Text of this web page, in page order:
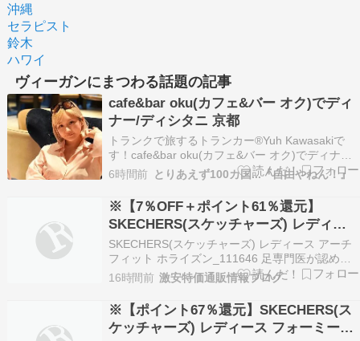
沖縄
セラピスト
鈴木
ハワイ
ヴィーガンにまつわる話題の記事
cafe&bar oku(カフェ&バー オク)でディ
ナー/ディシタニ 京都
トランクで旅するトランカー®︎Yuh Kawasakiで
す！cafe&bar oku(カフェ&バー オク)でディナ
ー！デザイナーズホテルにあるレストランです。
宿泊者以外も利用できます。石のお出迎えが京都
らしい(笑)黒とグレーが貴重で落ち着く空間で
す。奥には座敷もあります。ヴィー…
6時間前 とりあえず100カ国...『自由やねん！』
※【7％OFF＋ポイント61％還元】
SKECHERS(スケッチャーズ) レディー
ス アーチフィット ホライズン LIME
24.0cm 実質2334円
SKECHERS(スケッチャーズ) レディース アーチ
フィット ホライズン_111646 足専門医が認めた
土踏まずサポート 洗濯機洗い可サンダルが
Amazonにてお買い得！プライム会員または3500
円以上の注文で送料無料！⇒値下げ情報
(blogranking)⇒タイムセール情報(…
16時間前 激安特価通販情報ブログ
※【ポイント67％還元】SKECHERS(ス
ケッチャーズ) レディース フォーミーズ: